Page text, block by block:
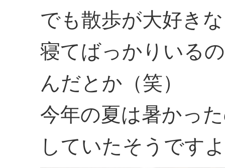
でも散歩が大好き
寝てばっかりいる
んだとか（笑）
今年の夏は暑かっ
していたそうです